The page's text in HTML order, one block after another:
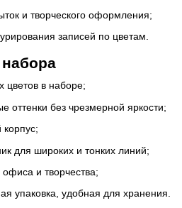
и творческого оформления;
записей по цветам.
цветов в наборе;
оттенки без чрезмерной яркости;
для широких и тонких линий;
и творчества;
упаковка, удобная для хранения.